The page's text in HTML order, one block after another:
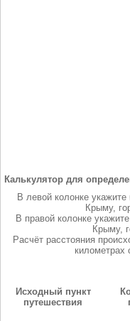
Калькулятор для
В левой колонке
Крыму,
В правой колонке
Крыму,
Расчёт расстояния
километрах
Исходный пункт
путешествия